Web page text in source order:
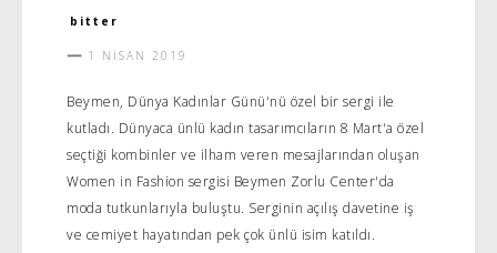
bitter
1 NISAN 2019
Beymen, Dünya Kadınlar Günü'nü özel bir sergi ile
kutladı. Dünyaca ünlü kadın tasarımcıların 8 Mart'a özel
seçtiği kombinler ve ilham veren mesajlarından oluşan
Women in Fashion sergisi Beymen Zorlu Center'da
moda tutkunlarıyla buluştu. Serginin açılış davetine iş
ve cemiyet hayatından pek çok ünlü isim katıldı.